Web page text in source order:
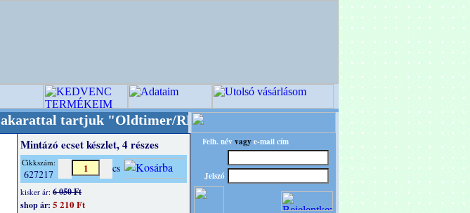
"Oldtimer/RETRO" designba!
+++++++ OPITEC - A Kreatív
Mintázó ecset készlet, 4 részes
Cikkszám:
627217 cs
kisker ár: 6 050 Ft
shop ár: 5 210 Ft
Felh. név vagy e-mail cím
Jelszó